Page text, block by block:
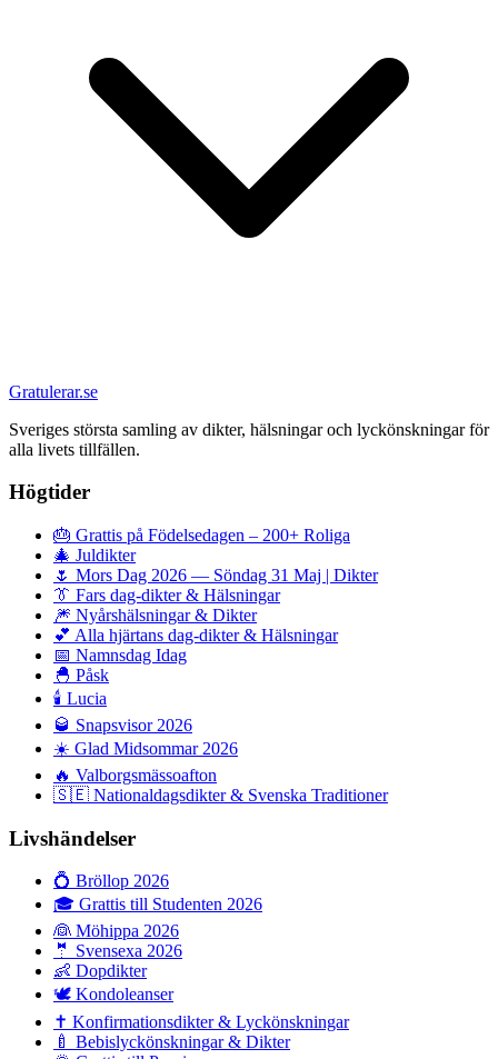
Gratulerar.se
Sveriges största samling av dikter, hälsningar och lyckönskningar för
alla livets tillfällen.
Högtider
🎂 Grattis på Födelsedagen – 200+ Roliga
🎄 Juldikter
🌷 Mors Dag 2026 — Söndag 31 Maj | Dikter
👔 Fars dag-dikter & Hälsningar
🎆 Nyårshälsningar & Dikter
💕 Alla hjärtans dag-dikter & Hälsningar
📅 Namnsdag Idag
🐣 Påsk
🕯️ Lucia
🥃 Snapsvisor 2026
☀️ Glad Midsommar 2026
🔥 Valborgsmässoafton
🇸🇪 Nationaldagsdikter & Svenska Traditioner
Livshändelser
💍 Bröllop 2026
🎓 Grattis till Studenten 2026
👰 Möhippa 2026
🤵 Svensexa 2026
👶 Dopdikter
🕊️ Kondoleanser
✝️ Konfirmationsdikter & Lyckönskningar
🍼 Bebislyckönskningar & Dikter